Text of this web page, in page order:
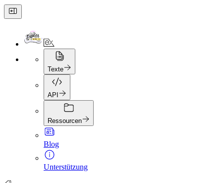
Texte
API
Ressourcen
Blog
Unterstützung